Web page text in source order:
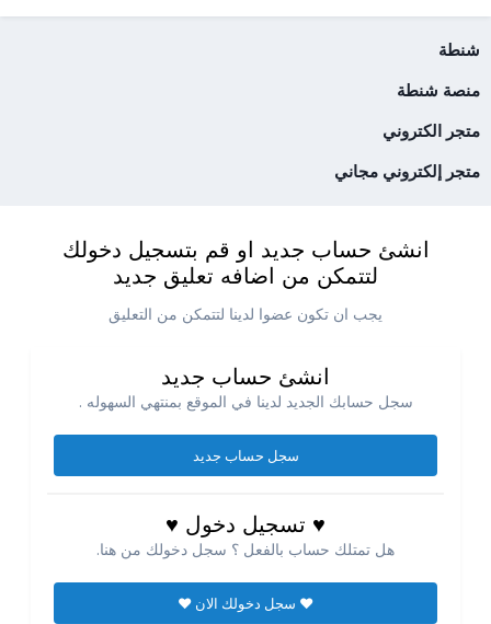
شنطة
منصة شنطة
متجر الكتروني
متجر إلكتروني مجاني
انشئ حساب جديد او قم بتسجيل دخولك
لتتمكن من اضافه تعليق جديد
يجب ان تكون عضوا لدينا لتتمكن من التعليق
انشئ حساب جديد
سجل حسابك الجديد لدينا في الموقع بمنتهي السهوله .
سجل حساب جديد
♥ تسجيل دخول ♥
هل تمتلك حساب بالفعل ؟ سجل دخولك من هنا.
♥ سجل دخولك الان ♥